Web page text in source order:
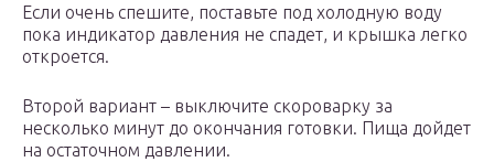
Если очень спешите, поставьте под холодную воду
пока индикатор давления не спадет, и крышка легко
откроется.
Второй вариант – выключите скороварку за
несколько минут до окончания готовки. Пища дойдет
на остаточном давлении.